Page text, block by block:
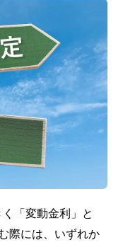
「変動金利」と
際には、いずれか